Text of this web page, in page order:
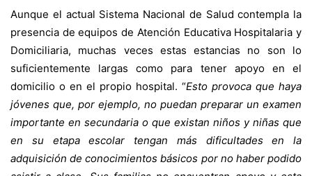
Aunque el actual Sistema Nacional de Salud contempla la
presencia de equipos de Atención Educativa Hospitalaria y
Domiciliaria, muchas veces estas estancias no son lo
suficientemente largas como para tener apoyo en el
domicilio o en el propio hospital. “Esto provoca que haya
jóvenes que, por ejemplo, no puedan preparar un examen
importante en secundaria o que existan niños y niñas que
en su etapa escolar tengan más dificultades en la
adquisición de conocimientos básicos por no haber podido